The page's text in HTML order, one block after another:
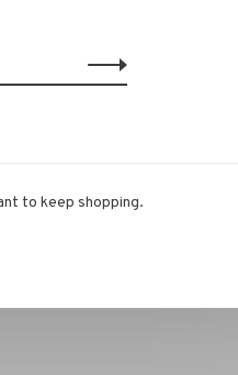
Edelsteen
to keep shopping.